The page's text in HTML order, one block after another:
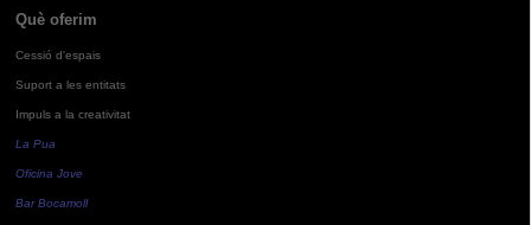
Què oferim
Cessió d'espais
Suport a les entitats
Impuls a la creativitat
La Pua
Oficina Jove
Bar Bocamoll